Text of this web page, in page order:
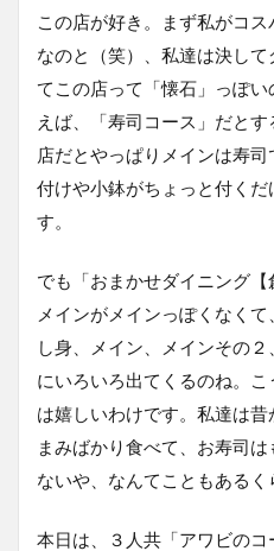
この店が好き。まず私がコ
なのと（笑）、私達は決して
てこの店って「懐石」っぽ
えば、「寿司コース」だと
店だとやっぱりメインは寿
付けや小鉢がちょっと付く
す。
でも「おまかせダイニング【
メインがメインっぽくなく
し身、メイン、メインその
にいろいろ出てくるのね。
は嬉しいわけです。私達は
まみばかり食べて、お寿司
ないや、なんてこともあるく
本日は、３人共「アワビの